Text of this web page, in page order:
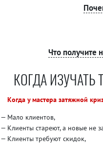
Что получите
КОГДА ИЗУЧАТЬ
Когда у мастера затяжной
Мало клиентов,
Клиенты стареют, а новые не
Клиенты требуют скидок,